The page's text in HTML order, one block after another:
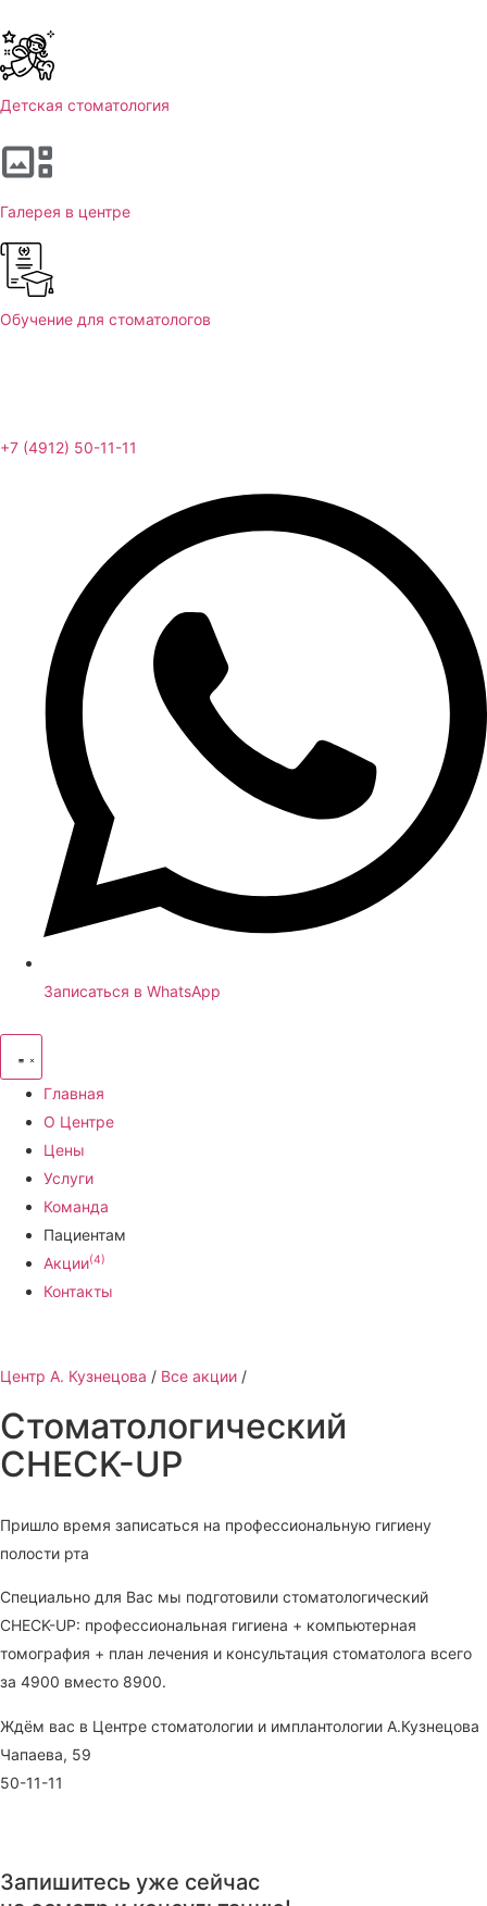
Детская стоматология
Галерея в центре
Обучение для стоматологов
+7 (4912) 50-11-11
Записаться в WhatsApp
Главная
О Центре
Цены
Услуги
Команда
Пациентам
Акции(4)
Контакты
Центр А. Кузнецова / Все акции /
Стоматологический
CHECK-UP
Пришло время записаться на профессиональную гигиену
полости рта
Специально для Вас мы подготовили стоматологический
CHECK-UP: профессиональная гигиена + компьютерная
томография + план лечения и консультация стоматолога всего
за 4900 вместо 8900.
Ждём вас в Центре стоматологии и имплантологии А.Кузнецова
Чапаева, 59
50-11-11
Запишитесь уже сейчас